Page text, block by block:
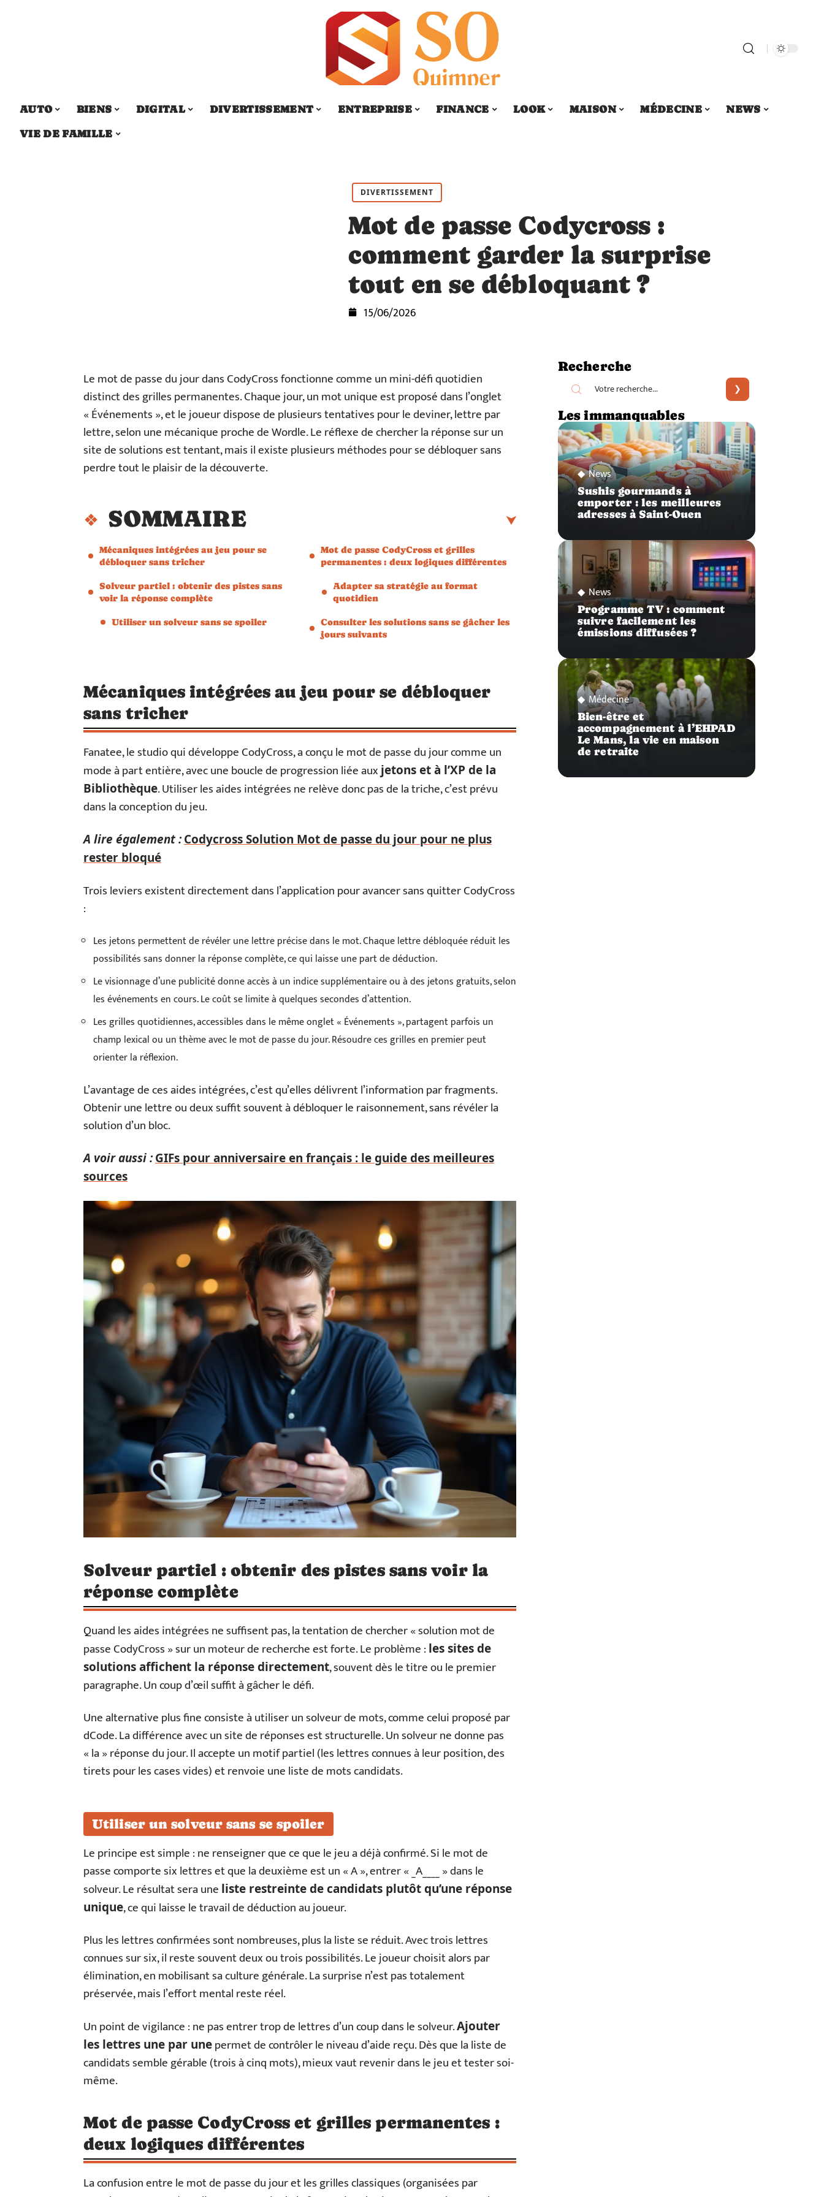
AUTO BIENS DIGITAL DIVERTISSEMENT ENTREPRISE FINANCE LOOK MAISON MÉDECINE
NEWS
VIE DE FAMILLE
DIVERTISSEMENT
Mot de passe Codycross :
comment garder la surprise
tout en se débloquant ?
15/06/2026
Le mot de passe du jour dans CodyCross fonctionne comme un mini-défi quotidien
distinct des grilles permanentes. Chaque jour, un mot unique est proposé dans l’onglet
« Événements », et le joueur dispose de plusieurs tentatives pour le deviner, lettre par
lettre, selon une mécanique proche de Wordle. Le réflexe de chercher la réponse sur un
site de solutions est tentant, mais il existe plusieurs méthodes pour se débloquer sans
perdre tout le plaisir de la découverte.
SOMMAIRE
Mécaniques intégrées au jeu pour se
débloquer sans tricher
Solveur partiel : obtenir des pistes sans
voir la réponse complète
Utiliser un solveur sans se spoiler
Mot de passe CodyCross et grilles
permanentes : deux logiques différentes
Adapter sa stratégie au format
quotidien
Consulter les solutions sans se gâcher les
jours suivants
Mécaniques intégrées au jeu pour se débloquer
sans tricher
Fanatee, le studio qui développe CodyCross, a conçu le mot de passe du jour comme un
mode à part entière, avec une boucle de progression liée auxjetons et à l’XP de la
Bibliothèque. Utiliser les aides intégrées ne relève donc pas de la triche, c’est prévu
dans la conception du jeu.
A lire également :Codycross Solution Mot de passe du jour pour ne plus
rester bloqué
Trois leviers existent directement dans l’application pour avancer sans quitter CodyCross
:
Les jetons permettent de révéler une lettre précise dans le mot. Chaque lettre débloquée réduit les
possibilités sans donner la réponse complète, ce qui laisse une part de déduction.
Le visionnage d’une publicité donne accès à un indice supplémentaire ou à des jetons gratuits, selon
les événements en cours. Le coût se limite à quelques secondes d’attention.
Les grilles quotidiennes, accessibles dans le même onglet « Événements », partagent parfois un
champ lexical ou un thème avec le mot de passe du jour. Résoudre ces grilles en premier peut
orienter la réflexion.
L’avantage de ces aides intégrées, c’est qu’elles délivrent l’information par fragments.
Obtenir une lettre ou deux suffit souvent à débloquer le raisonnement, sans révéler la
solution d’un bloc.
A voir aussi :GIFs pour anniversaire en français : le guide des meilleures
sources
Solveur partiel : obtenir des pistes sans voir la
réponse complète
Quand les aides intégrées ne suffisent pas, la tentation de chercher « solution mot de
passe CodyCross » sur un moteur de recherche est forte. Le problème :les sites de
solutions affichent la réponse directement, souvent dès le titre ou le premier
paragraphe. Un coup d’œil suffit à gâcher le défi.
Une alternative plus fine consiste à utiliser un solveur de mots, comme celui proposé par
dCode. La différence avec un site de réponses est structurelle. Un solveur ne donne pas
« la » réponse du jour. Il accepte un motif partiel (les lettres connues à leur position, des
tirets pour les cases vides) et renvoie une liste de mots candidats.
Utiliser un solveur sans se spoiler
Le principe est simple : ne renseigner que ce que le jeu a déjà confirmé. Si le mot de
passe comporte six lettres et que la deuxième est un « A », entrer « _A____ » dans le
solveur. Le résultat sera une liste restreinte de candidats plutôt qu’une réponse
unique, ce qui laisse le travail de déduction au joueur.
Plus les lettres confirmées sont nombreuses, plus la liste se réduit. Avec trois lettres
connues sur six, il reste souvent deux ou trois possibilités. Le joueur choisit alors par
élimination, en mobilisant sa culture générale. La surprise n’est pas totalement
préservée, mais l’effort mental reste réel.
Un point de vigilance : ne pas entrer trop de lettres d’un coup dans le solveur.Ajouter
les lettres une par unepermet de contrôler le niveau d’aide reçu. Dès que la liste de
candidats semble gérable (trois à cinq mots), mieux vaut revenir dans le jeu et tester soi-
même.
Mot de passe CodyCross et grilles permanentes :
deux logiques différentes
La confusion entre le mot de passe du jour et les grilles classiques (organisées par
Recherche
Les immanquables
News
Sushis gourmands à
emporter : les meilleures
adresses à Saint-Ouen
News
Programme TV : comment
suivre facilement les
émissions diffusées ?
Médecine
Bien-être et
accompagnement à l’EHPAD
Le Mans, la vie en maison
de retraite